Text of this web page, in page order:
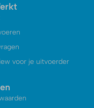
voor je uitvoerder